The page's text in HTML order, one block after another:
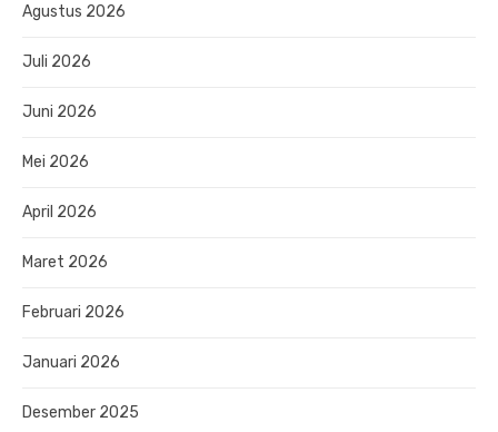
Agustus 2026
Juli 2026
Juni 2026
Mei 2026
April 2026
Maret 2026
Februari 2026
Januari 2026
Desember 2025